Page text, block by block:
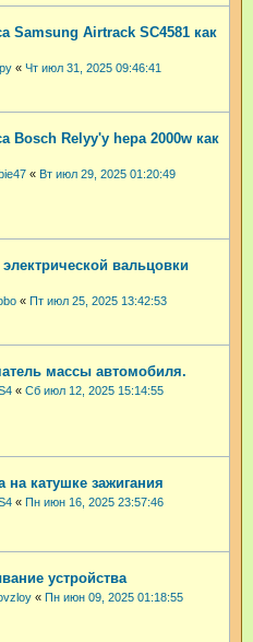
Samsung Airtrack SC4581 как
« Чт июл 31, 2025 09:46:41
Bosch Relyy'y hepa 2000w как
« Вт июл 29, 2025 01:20:49
вальцовки
« Пт июл 25, 2025 13:42:53
массы автомобиля.
« Сб июл 12, 2025 15:14:55
на катушке зажигания
« Пн июн 16, 2025 23:57:46
устройства
« Пн июн 09, 2025 01:18:55